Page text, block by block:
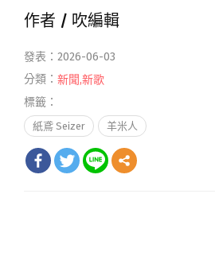
作者 / 吹編輯
發表：2026-06-03
分類： 新聞,新歌
標籤：
紙鳶 Seizer 羊米人